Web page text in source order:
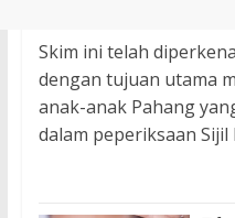
Skim ini telah
dengan tujuan utama
anak-anak Pahang
dalam peperiksaan Sijil